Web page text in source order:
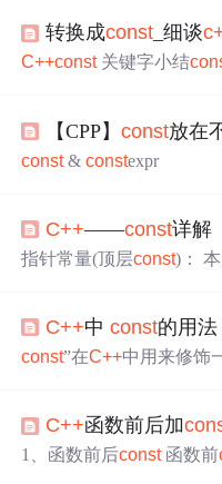
转换成const _细谈
C++const关键字小结
C语言的const特点const
本质 是变量 只是 只读变
【CPP】const放在
const&constexpr
C++——const详解
指针常量(顶层const)：
的地址空间，a的值不能
的，顶层const可以表示
别；const修饰变量主要
量，保护被修饰的东西，
壮性。co
C++中const的用法
const”在C++中用来修饰
C++函数前后加
1、函数前后const函数前